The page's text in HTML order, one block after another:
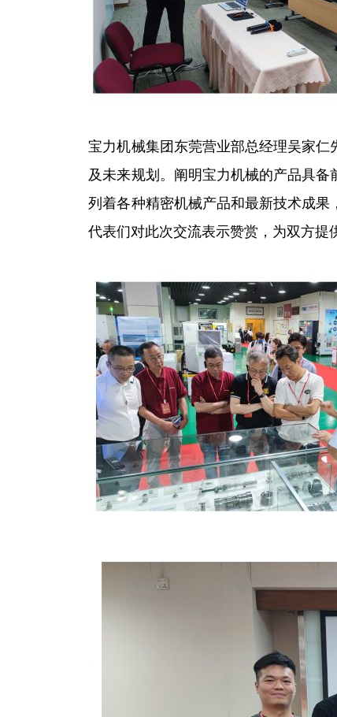
宝力机械集团东莞营业部总经理吴家
及未来规划。阐明宝力机械的产品具
列着各种精密机械产品和最新技术成
代表们对此次交流表示赞赏，为双方提